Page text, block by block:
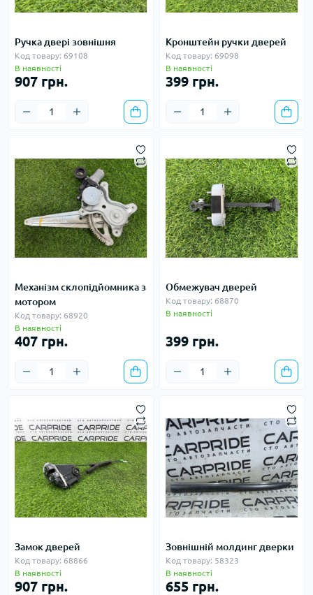
Ручка двері зовнішня
Код товару: 69108
В наявності
907 грн.
Кронштейн ручки дверей
Код товару: 69098
В наявності
399 грн.
Механізм склопідйомника з
мотором
Код товару: 68920
В наявності
407 грн.
Обмежувач дверей
Код товару: 68870
В наявності
399 грн.
Замок дверей
Код товару: 68866
В наявності
907 грн.
Зовнішній молдинг дверки
Код товару: 58323
В наявності
655 грн.